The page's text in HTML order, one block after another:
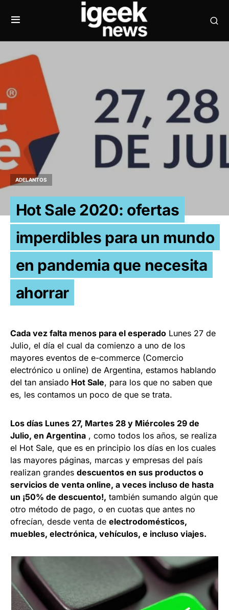
ADELANTOS
Hot Sale 2020: ofertas
imperdibles para un mundo
en pandemia que necesita
ahorrar
Cada vez falta menos para el esperado Lunes 27 de
Julio, el día el cual da comienzo a uno de los
mayores eventos de e-commerce (Comercio
electrónico u online) de Argentina, estamos hablando
del tan ansiado Hot Sale, para los que no saben que
es, les contamos un poco de que se trata.
Los días Lunes 27, Martes 28 y Miércoles 29 de
Julio, en Argentina , como todos los años, se realiza
el Hot Sale, que es en principio los días en los cuales
las mayores páginas, marcas y empresas del país
realizan grandes descuentos en sus productos o
servicios de venta online, a veces incluso de hasta
un ¡50% de descuento!, también sumando algún que
otro método de pago, o en cuotas que antes no
ofrecían, desde venta de electrodomésticos,
muebles, electrónica, vehículos, e incluso viajes.